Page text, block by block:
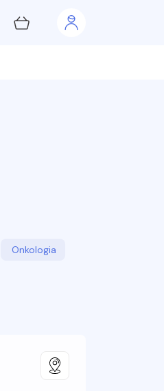
Onkologia